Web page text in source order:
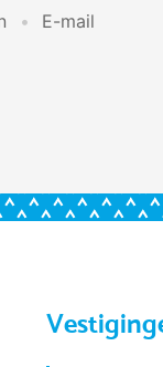
E-mail